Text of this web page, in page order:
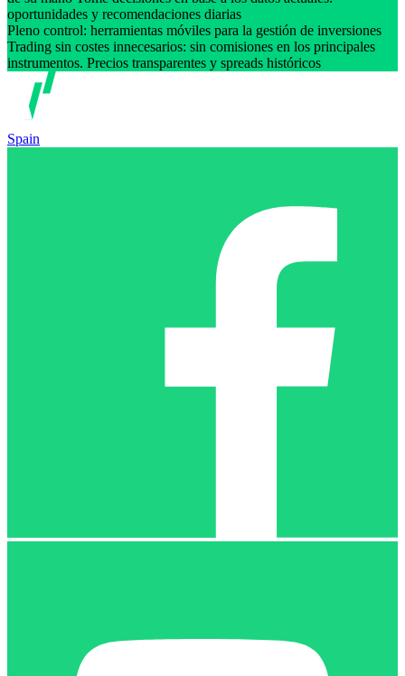
oportunidades y recomendaciones diarias
Pleno control: herramientas móviles para la gestión de inversiones
Trading sin costes innecesarios: sin comisiones en los principales
instrumentos. Precios transparentes y spreads históricos
Spain